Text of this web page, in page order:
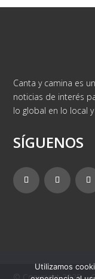
Canta y camina es
noticias de interés
lo global en lo local
SÍGUENOS
Utilizamos